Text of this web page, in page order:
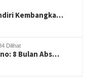
Kembangka…
Dilihat
8 Bulan Abs…